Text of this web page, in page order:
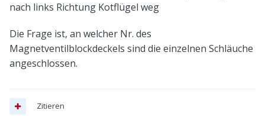
nach links Richtung Kotflügel weg
Die Frage ist, an welcher Nr. des
Magnetventilblockdeckels sind die einzelnen Schläuche
angeschlossen.
Zitieren